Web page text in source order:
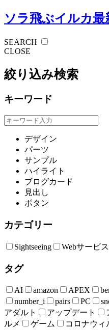
ソラ飛ぶイルカ最
SEARCH
CLOSE
絞り込み検索
キーワード
デザイン
パーツ
サンプル
ハイライト
ブログカード
見出し
ボタン
カテゴリー
Sightseeing Webサービス
タグ
AI amazon APEX
number_i
pairs PC
アダルト
アップデート
ルメ
ゲーム コロナウィ